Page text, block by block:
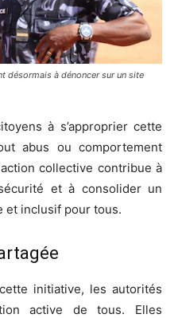
désormais à dénoncer sur un site
à s’approprier cette
abus ou comportement
collective contribue à
et à consolider un
et inclusif pour tous.
initiative, les autorités
active de tous. Elles